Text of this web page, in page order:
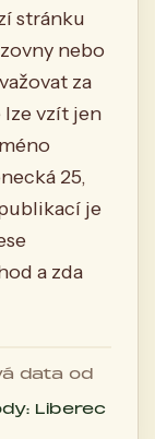
stránku
nebo
za
lze vzít jen
25,
je
a zda
data od
Liberec